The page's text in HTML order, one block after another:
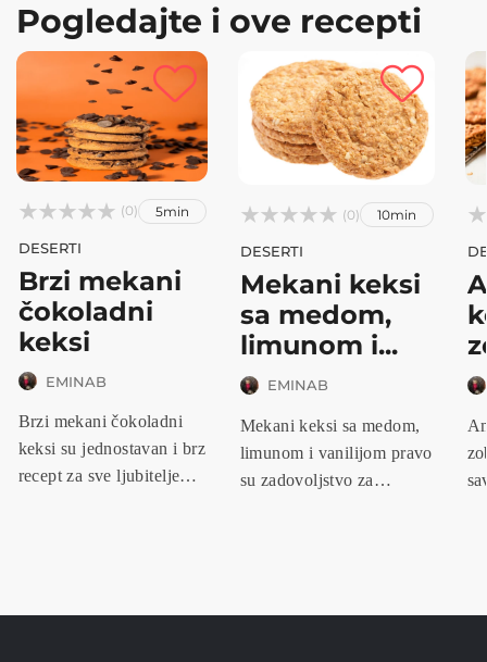
Pogledajte i ove recepti


 (0) 5min
DESERTI
Brzi mekani
čokoladni
keksi
EMINAB
Brzi mekani čokoladni
keksi su jednostavan i brz
recept za sve ljubitelje


 (0) 10min
DESERTI
Mekani keksi
sa medom,
limunom i...
EMINAB
Mekani keksi sa medom,
limunom i vanilijom pravo
su zadovoljstvo za